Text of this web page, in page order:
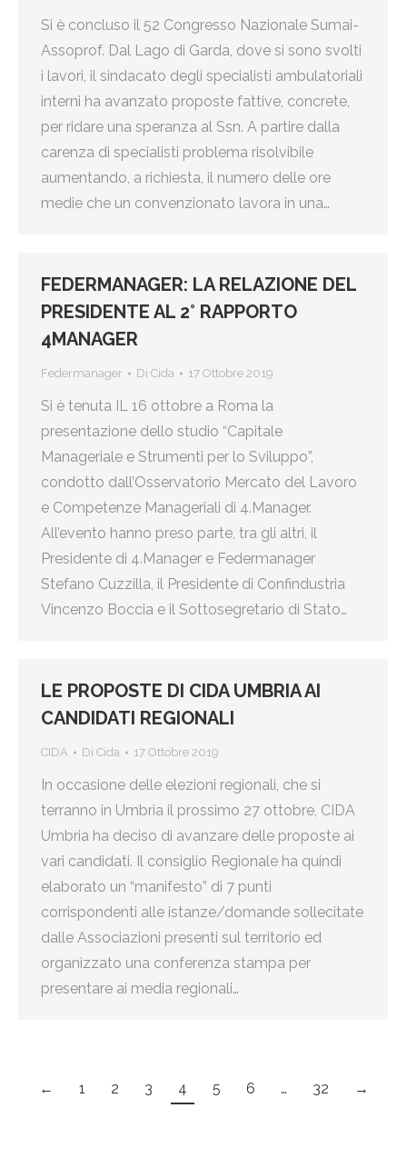
Si è concluso il 52 Congresso Nazionale Sumai-
Assoprof. Dal Lago di Garda, dove si sono svolti
i lavori, il sindacato degli specialisti ambulatoriali
interni ha avanzato proposte fattive, concrete,
per ridare una speranza al Ssn. A partire dalla
carenza di specialisti problema risolvibile
aumentando, a richiesta, il numero delle ore
medie che un convenzionato lavora in una…
FEDERMANAGER: LA RELAZIONE DEL
PRESIDENTE AL 2° RAPPORTO
4MANAGER
Federmanager Di Cida 17 Ottobre 2019
Si è tenuta IL 16 ottobre a Roma la
presentazione dello studio “Capitale
Manageriale e Strumenti per lo Sviluppo”,
condotto dall’Osservatorio Mercato del Lavoro
e Competenze Manageriali di 4.Manager.
All’evento hanno preso parte, tra gli altri, il
Presidente di 4.Manager e Federmanager
Stefano Cuzzilla, il Presidente di Confindustria
Vincenzo Boccia e il Sottosegretario di Stato…
LE PROPOSTE DI CIDA UMBRIA AI
CANDIDATI REGIONALI
CIDA Di Cida 17 Ottobre 2019
In occasione delle elezioni regionali, che si
terranno in Umbria il prossimo 27 ottobre, CIDA
Umbria ha deciso di avanzare delle proposte ai
vari candidati. Il consiglio Regionale ha quindi
elaborato un “manifesto” di 7 punti
corrispondenti alle istanze/domande sollecitate
dalle Associazioni presenti sul territorio ed
organizzato una conferenza stampa per
presentare ai media regionali…
← 1 2 3 4 5 6 … 32 →